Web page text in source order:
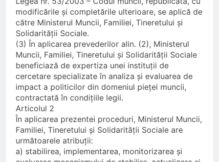
modificările și completările ulterioare, se aplică de
către Ministerul Muncii, Familiei, Tineretului și
Solidarității Sociale.
(3) În aplicarea prevederilor alin. (2), Ministerul
Muncii, Familiei, Tineretului și Solidarității Sociale
beneficiază de expertiza unei instituții de
cercetare specializate în analiza și evaluarea de
impact a politicilor din domeniul pieței muncii,
contractată în condițiile legii.
Articolul 2
În aplicarea prezentei proceduri, Ministerul Muncii,
Familiei, Tineretului și Solidarității Sociale are
următoarele atribuții:
a) stabilirea, implementarea, monitorizarea și